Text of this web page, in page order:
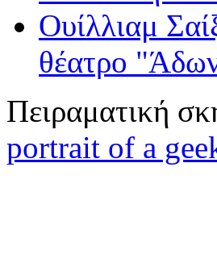
Ουίλλιαμ
θέατρο
Πειραματική
portrait of a